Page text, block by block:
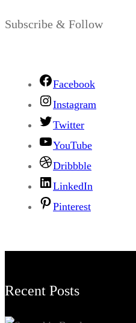
Subscribe & Follow
Facebook
Instagram
Twitter
YouTube
Dribbble
LinkedIn
Pinterest
Recent Posts